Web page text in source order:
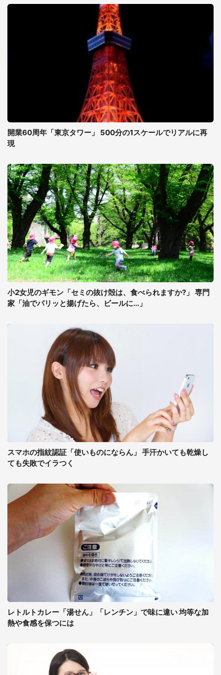
開業60周年「東京タワー」 500分の1スケールでリアルに再
現
小2女児のギモン「セミの抜け殻は、食べられますか?」 専門
家「油でパリッと揚げたら、ビールに...」
スマホの指紋認証「使いものにならん」 手汗かいても乾燥し
ても失敗でイラつく
レトルトカレー「湯せん」「レンチン」で味に違い 均等な加
熱や食感を保つには